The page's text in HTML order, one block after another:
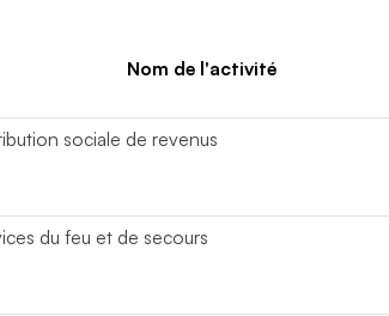
Nom de l'activité
sociale de revenus
du feu et de secours